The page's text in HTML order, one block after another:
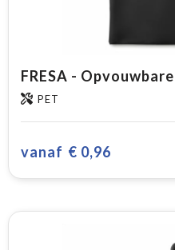
FRESA -
PET
vanaf € 0,96